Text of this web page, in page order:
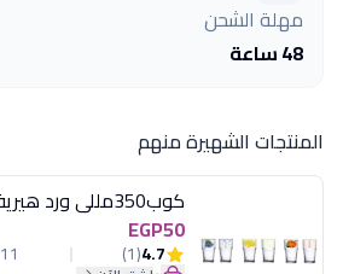
مهلة الشحن
48 ساعة
المنتجات الشهيرة منهم
كوب350مللى ورد هيريفين
EGP50
4.7
(1) 11 تم البيع